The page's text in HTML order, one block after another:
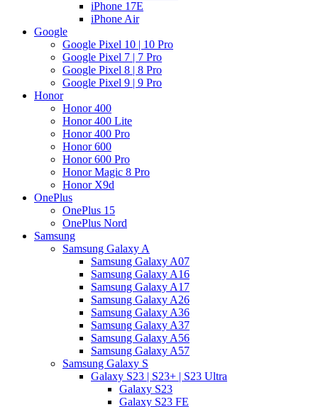
iPhone 17E
iPhone Air
Google
Google Pixel 10 | 10 Pro
Google Pixel 7 | 7 Pro
Google Pixel 8 | 8 Pro
Google Pixel 9 | 9 Pro
Honor
Honor 400
Honor 400 Lite
Honor 400 Pro
Honor 600
Honor 600 Pro
Honor Magic 8 Pro
Honor X9d
OnePlus
OnePlus 15
OnePlus Nord
Samsung
Samsung Galaxy A
Samsung Galaxy A07
Samsung Galaxy A16
Samsung Galaxy A17
Samsung Galaxy A26
Samsung Galaxy A36
Samsung Galaxy A37
Samsung Galaxy A56
Samsung Galaxy A57
Samsung Galaxy S
Galaxy S23 | S23+ | S23 Ultra
Galaxy S23
Galaxy S23 FE